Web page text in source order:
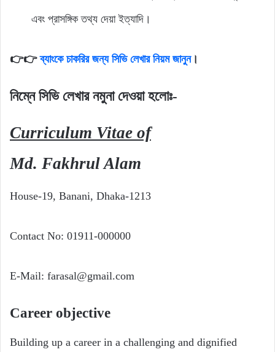
এবং প্রাসঙ্গিক তথ্য দেয়া ইত্যাদি।
👉👉ব্যাংকে চাকরির জন্য সিভি লেখার নিয়ম জানুন।
নিম্নে সিভি লেখার নমুনা দেওয়া হলোঃ-
Curriculum Vitae of
Md. Fakhrul Alam
House-19, Banani, Dhaka-1213
Contact No: 01911-000000
E-Mail: farasal@gmail.com
Career objective
Building up a career in a challenging and dignified